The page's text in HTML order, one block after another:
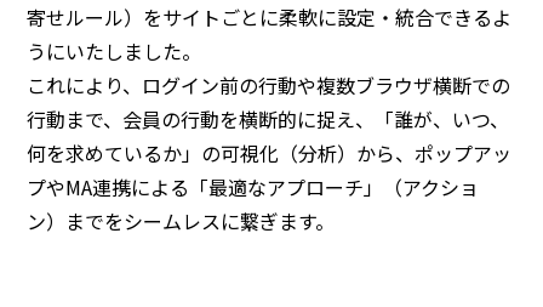
寄せルール）をサイトごとに柔軟に設定・統合できるよ
うにいたしました。
これにより、ログイン前の行動や複数ブラウザ横断での
行動まで、会員の行動を横断的に捉え、「誰が、いつ、
何を求めているか」の可視化（分析）から、ポップアッ
プやMA連携による「最適なアプローチ」（アクショ
ン）までをシームレスに繋ぎます。